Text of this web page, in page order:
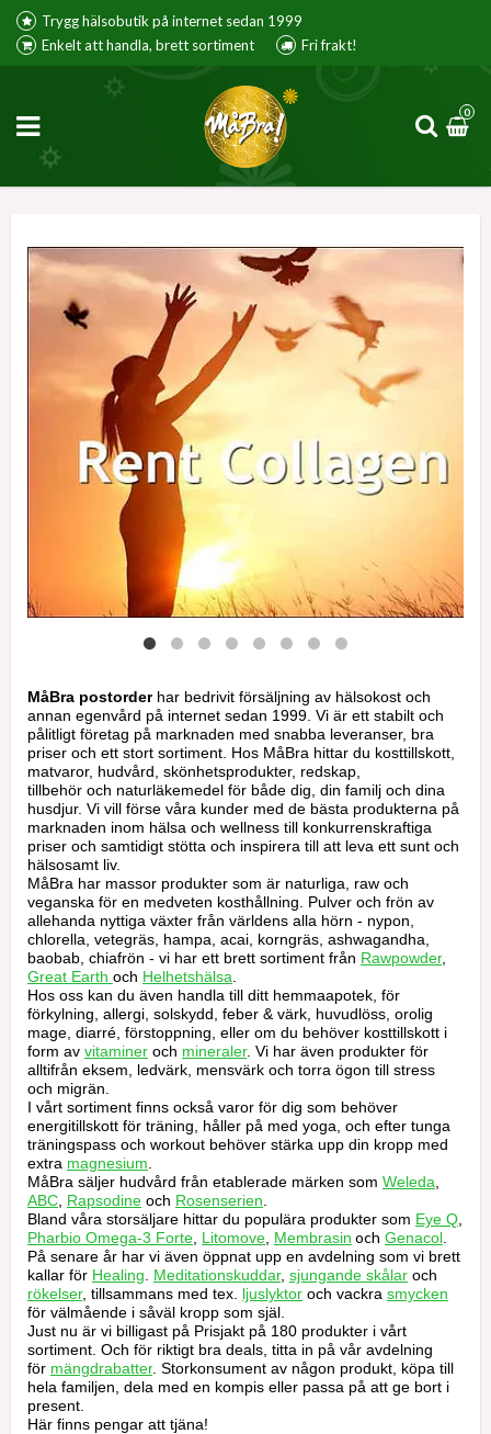
Trygg hälsobutik på internet sedan 1999
Enkelt att handla, brett sortiment
Fri frakt!
0
MåBra postorder har bedrivit försäljning av hälsokost och
annan egenvård på internet sedan 1999. Vi är ett stabilt och
pålitligt företag på marknaden med snabba leveranser, bra
priser och ett stort sortiment. Hos MåBra hittar du kosttillskott,
matvaror, hudvård, skönhetsprodukter, redskap,
tillbehör och naturläkemedel för både dig, din familj och dina
husdjur. Vi vill förse våra kunder med de bästa produkterna på
marknaden inom hälsa och wellness till konkurrenskraftiga
priser och samtidigt stötta och inspirera till att leva ett sunt och
hälsosamt liv.
MåBra har massor produkter som är naturliga, raw och
veganska för en medveten kosthållning. Pulver och frön av
allehanda nyttiga växter från världens alla hörn - nypon,
chlorella, vetegräs, hampa, acai, korngräs, ashwagandha,
baobab, chiafrön - vi har ett brett sortiment från Rawpowder
Great Earth och Helhetshälsa
Hos oss kan du även handla till ditt hemmaapotek, för
förkylning, allergi, solskydd, feber & värk, huvudlöss, orolig
mage, diarré, förstoppning, eller om du behöver kosttillskott i
form av vitaminer och mineraler. Vi har även produkter för
alltifrån eksem, ledvärk, mensvärk och torra ögon till stress
och migrän.
I vårt sortiment finns också varor för dig som behöver
energitillskott för träning, håller på med yoga, och efter tunga
träningspass och workout behöver stärka upp din kropp med
extra magnesium
MåBra säljer hudvård från etablerade märken som Weleda
ABC Rapsodine och Rosenserien
Bland våra storsäljare hittar du populära produkter som Eye Q
Pharbio Omega-3 Forte Litomove Membrasin och Genacol
På senare år har vi även öppnat upp en avdelning som vi brett
kallar för Healing Meditationskuddar, sjungande skålar och
rökelser, tillsammans med tex. ljuslyktor och vackra smycken
för välmående i såväl kropp som själ.
Just nu är vi billigast på Prisjakt på 180 produkter i vårt
sortiment. Och för riktigt bra deals, titta in på vår avdelning
för mängdrabatter . Storkonsument av någon produkt, köpa till
hela familjen, dela med en kompis eller passa på att ge bort i
present.
Här finns pengar att tjäna!